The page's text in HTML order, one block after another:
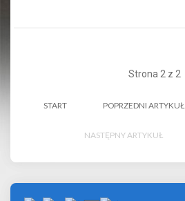
Strona 2 z 2
START POPRZEDNI ARTYKUŁ
NASTĘPNY ARTYKUŁ